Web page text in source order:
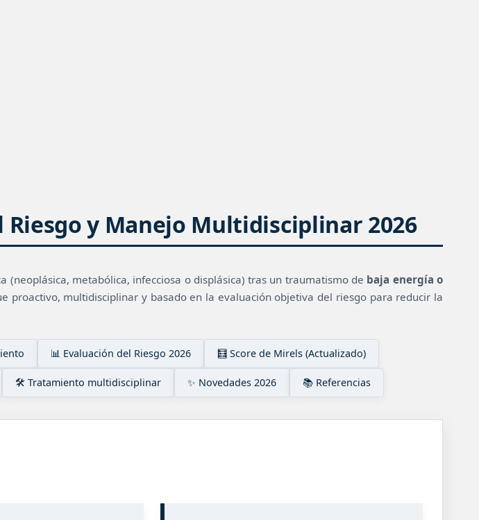
y Manejo Multidisciplinar 2026
metabólica, infecciosa o displásica) tras un traumatismo de baja energía o
proactivo, multidisciplinar y basado en la evaluación objetiva del riesgo para reducir la
📊 Evaluación del Riesgo 2026 🧮 Score de Mirels (Actualizado)
🛠️ Tratamiento multidisciplinar ✨ Novedades 2026 📚 Referencias